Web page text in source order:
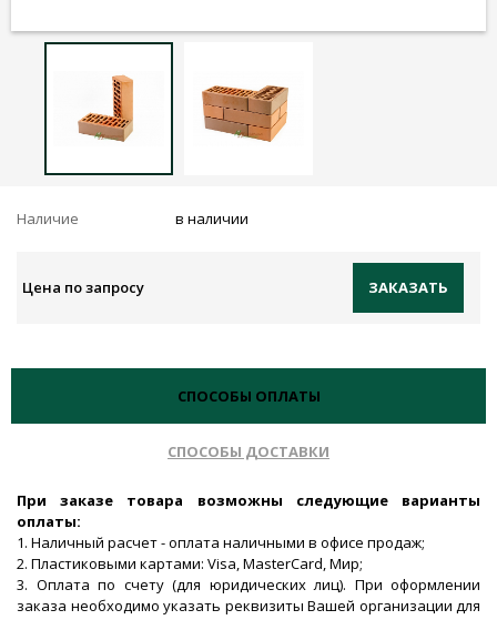
Наличие в наличии
Цена по запросу ЗАКАЗАТЬ
СПОСОБЫ ОПЛАТЫ
СПОСОБЫ ДОСТАВКИ
При заказе товара возможны следующие варианты
оплаты:
1. Наличный расчет - оплата наличными в офисе продаж;
2. Пластиковыми картами: Visa, MasterCard, Мир;
3. Оплата по счету (для юридических лиц). При оформлении
заказа необходимо указать реквизиты Вашей организации для